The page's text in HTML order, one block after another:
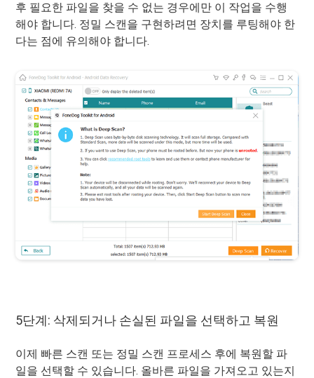
후 필요한 파일을 찾을 수 없는 경우에만 이 작업을 수행
해야 합니다. 정밀 스캔을 구현하려면 장치를 루팅해야 한
다는 점에 유의해야 합니다.
5단계: 삭제되거나 손실된 파일을 선택하고 복원
이제 빠른 스캔 또는 정밀 스캔 프로세스 후에 복원할 파
일을 선택할 수 있습니다. 올바른 파일을 가져오고 있는지